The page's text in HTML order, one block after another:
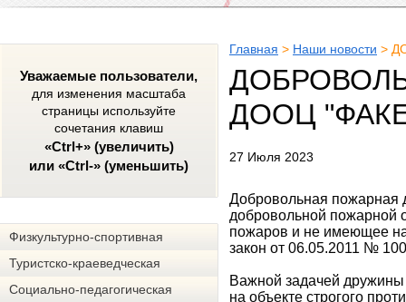
Уважаемые пользователи,
для изменения масштаба
страницы используйте
сочетания клавиш
«Ctrl+» (увеличить)
или «Ctrl-» (уменьшить)
Физкультурно-спортивная
Туристско-краеведческая
Социально-педагогическая
Главная > Наши новости >
ДООЦ
27 Июля 2023
Добровольная пожарная
добровольной пожарной
пожаров и не имеющее
закон от 06.05.2011 №
Важной задачей
на объекте строгого